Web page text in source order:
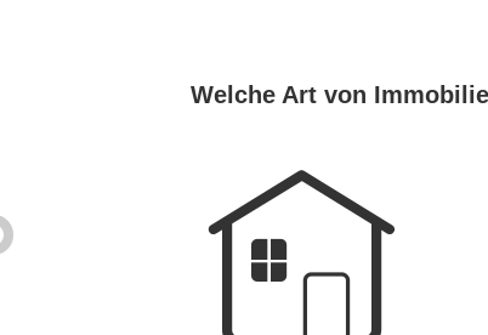
Welche Art von